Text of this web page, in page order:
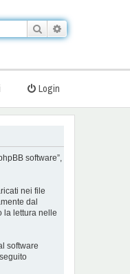
Cerca
Login
software”,
nei file
dal
la lettura nelle
software